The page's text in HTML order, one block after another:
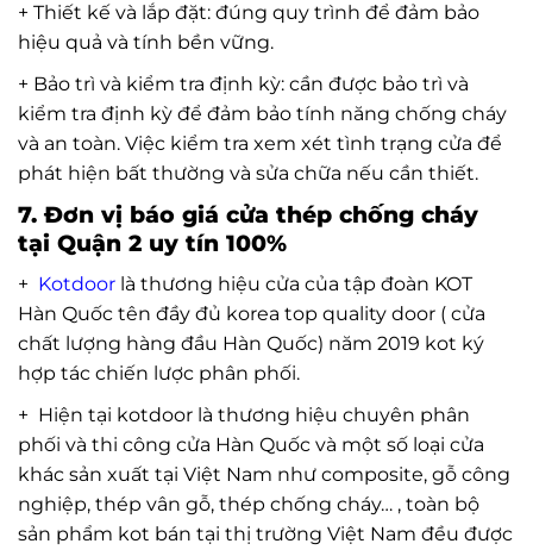
+ Thiết kế và lắp đặt: đúng quy trình để đảm bảo
hiệu quả và tính bền vững.
+ Bảo trì và kiểm tra định kỳ: cần được bảo trì và
kiểm tra định kỳ để đảm bảo tính năng chống cháy
và an toàn. Việc kiểm tra xem xét tình trạng cửa để
phát hiện bất thường và sửa chữa nếu cần thiết.
7. Đơn vị báo giá cửa thép chống cháy
tại Quận 2 uy tín 100%
+ Kotdoor là thương hiệu cửa của tập đoàn KOT
Hàn Quốc tên đầy đủ korea top quality door ( cửa
chất lượng hàng đầu Hàn Quốc) năm 2019 kot ký
hợp tác chiến lược phân phối.
+ Hiện tại kotdoor là thương hiệu chuyên phân
phối và thi công cửa Hàn Quốc và một số loại cửa
khác sản xuất tại Việt Nam như composite, gỗ công
nghiệp, thép vân gỗ, thép chống cháy… , toàn bộ
sản phẩm kot bán tại thị trường Việt Nam đều được